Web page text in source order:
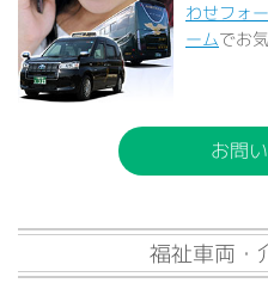
わせフォ
ームでお
お問
福祉車両・